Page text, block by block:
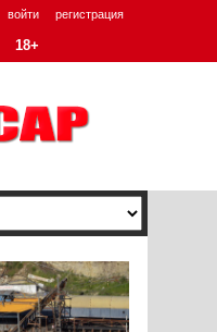
войти регистрация
18+